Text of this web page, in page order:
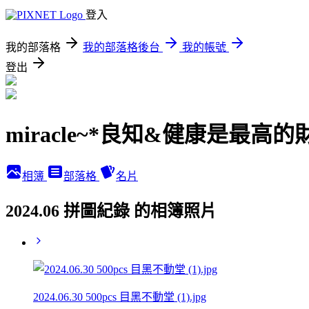
登入
我的部落格 我的部落格後台
我的帳號
登出
miracle~*良知&健康是最高的
相簿 部落格 名片
2024.06 拼圖紀錄 的相簿照片
2024.06.30 500pcs 目黑不動堂 (1).jpg